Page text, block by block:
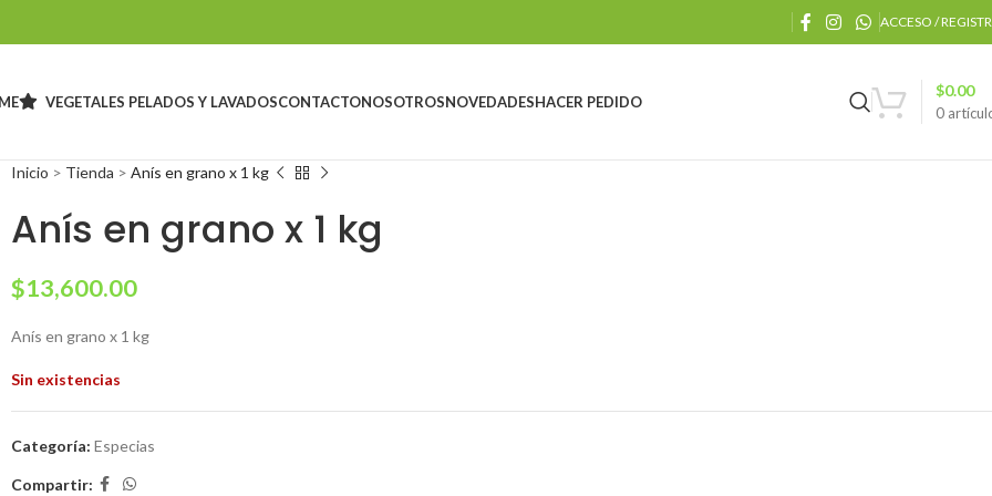
ACCESO /
VEGETALES PELADOS Y LAVADOSCONTACTONOSOTROSNOVEDADESHACER PEDIDO
0
$0.00
Inicio > Tienda > Anís en grano x 1 kg
Anís en grano x 1 kg
$13,600.00
Anís en grano x 1 kg
Sin existencias
Categoría: Especias
Compartir: